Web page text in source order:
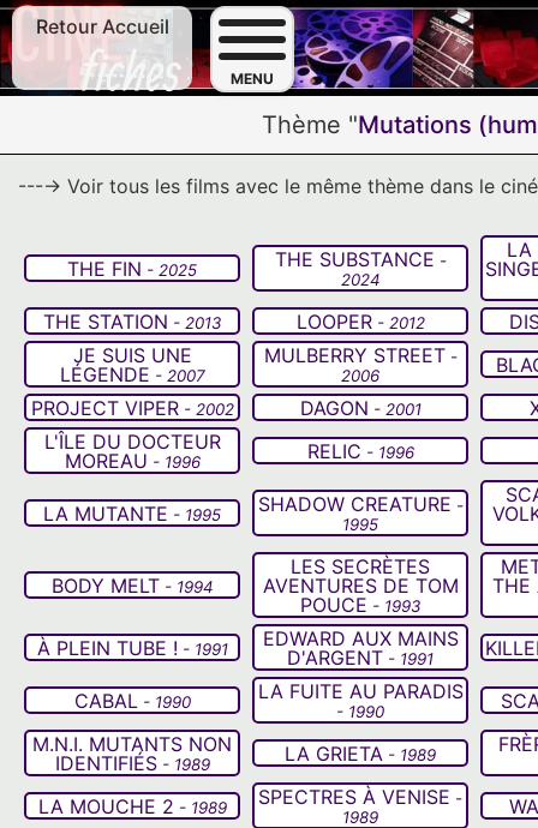
Retour Accueil
MENU
Thème "Mutations
---→ Voir tous les films avec le même thème dans le
THE FIN - 2025 THE SUBSTANCE -
2024
LA
THE STATION - 2013 LOOPER- 2012
JE SUIS UNE
LÉGENDE - 2007
MULBERRY STREET-
2006
PROJECT VIPER- 2002 DAGON - 2001
L'ÎLE DU DOCTEUR
MOREAU - 1996 RELIC - 1996
LA MUTANTE - 1995 SHADOW CREATURE -
1995
BODY MELT- 1994
LES SECRÈTES
AVENTURES DE TOM
POUCE - 1993
THE
À PLEIN TUBE ! - 1991
EDWARD AUX MAINS
D'ARGENT - 1991
CABAL - 1990 LA FUITE AU PARADIS
- 1990
M.N.I. MUTANTS NON
IDENTIFIÉS- 1989 LA GRIETA - 1989
LA MOUCHE 2 - 1989 SPECTRES À VENISE -
1989